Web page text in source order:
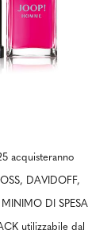
acquisteranno
DAVIDOFF,
DI SPESA
utilizzabile dal